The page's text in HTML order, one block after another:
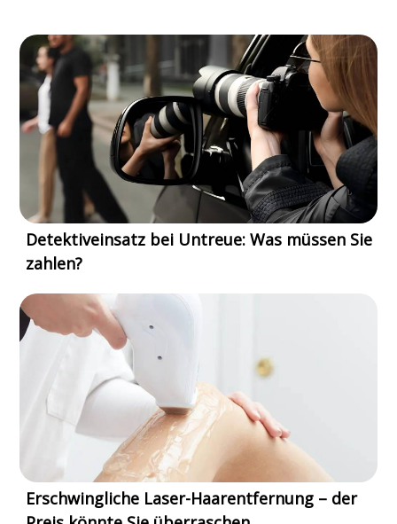
Detektiveinsatz bei Untreue: Was müssen Sie
zahlen?
Erschwingliche Laser-Haarentfernung – der